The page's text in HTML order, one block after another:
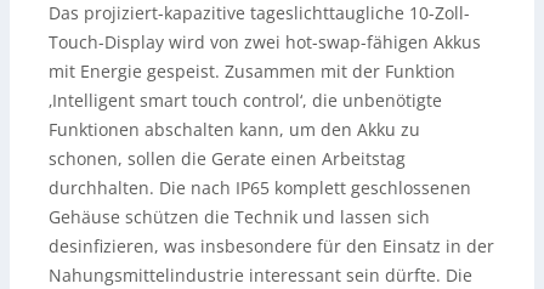
Das projiziert-kapazitive tageslichttaugliche 10-Zoll-
Touch-Display wird von zwei hot-swap-fähigen Akkus
mit Energie gespeist. Zusammen mit der Funktion
‚Intelligent smart touch control‘, die unbenötigte
Funktionen abschalten kann, um den Akku zu
schonen, sollen die Gerate einen Arbeitstag
durchhalten. Die nach IP65 komplett geschlossenen
Gehäuse schützen die Technik und lassen sich
desinfizieren, was insbesondere für den Einsatz in der
Nahungsmittelindustrie interessant sein dürfte. Die